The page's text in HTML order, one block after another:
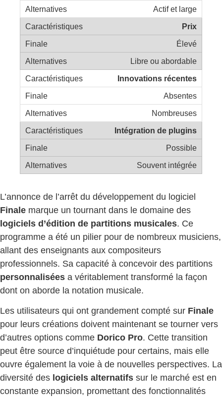
Actif et large
Prix
Élevé
Libre ou abordable
Innovations récentes
Absentes
Nombreuses
Intégration de plugins
Possible
Souvent intégrée
L’annonce de l’arrêt du développement du logiciel
Finale marque un tournant dans le domaine des
logiciels d’édition de partitions musicales. Ce
programme a été un pilier pour de nombreux musiciens,
allant des enseignants aux compositeurs
professionnels. Sa capacité à concevoir des partitions
personnalisées a véritablement transformé la façon
dont on aborde la notation musicale.
Les utilisateurs qui ont grandement compté sur Finale
pour leurs créations doivent maintenant se tourner vers
d’autres options comme Dorico Pro. Cette transition
peut être source d’inquiétude pour certains, mais elle
ouvre également la voie à de nouvelles perspectives. La
diversité des logiciels alternatifs sur le marché est en
constante expansion, promettant des fonctionnalités